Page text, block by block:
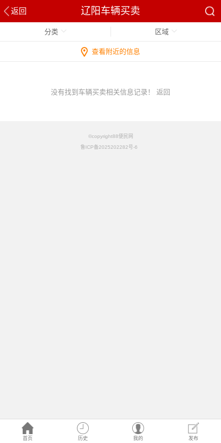
返回 辽阳车辆买卖
首页 历史 我的 发布
分类 区域
查看附近的信息
没有找到车辆买卖相关信息记录！ 返回
©copyright88便民网
鲁ICP备2025202282号-6